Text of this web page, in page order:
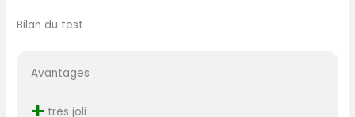
Bilan du test
Avantages
très joli